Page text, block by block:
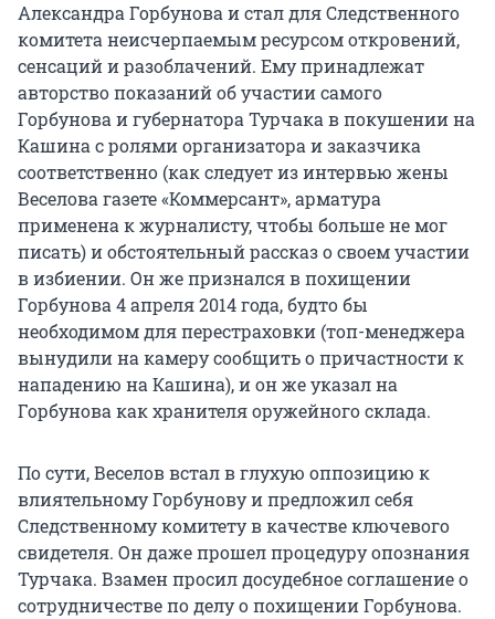
Александра Горбунова и стал для Следственного
комитета неисчерпаемым ресурсом откровений,
сенсаций и разоблачений. Ему принадлежат
авторство показаний об участии самого
Горбунова и губернатора Турчака в покушении на
Кашина с ролями организатора и заказчика
соответственно (как следует из интервью жены
Веселова газете «Коммерсант», арматура
применена к журналисту, чтобы больше не мог
писать) и обстоятельный рассказ о своем участии
в избиении. Он же признался в похищении
Горбунова 4 апреля 2014 года, будто бы
необходимом для перестраховки (топ-менеджера
вынудили на камеру сообщить о причастности к
нападению на Кашина), и он же указал на
Горбунова как хранителя оружейного склада.
По сути, Веселов встал в глухую оппозицию к
влиятельному Горбунову и предложил себя
Следственному комитету в качестве ключевого
свидетеля. Он даже прошел процедуру опознания
Турчака. Взамен просил досудебное соглашение о
сотрудничестве по делу о похищении Горбунова.